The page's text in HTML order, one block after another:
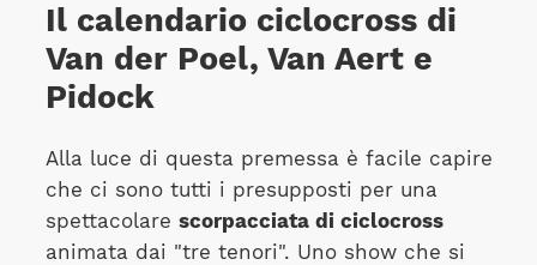
Il calendario ciclocross di
Van der Poel, Van Aert e
Pidock
Alla luce di questa premessa è facile capire
che ci sono tutti i presupposti per una
spettacolare scorpacciata di ciclocross
animata dai "tre tenori". Uno show che si